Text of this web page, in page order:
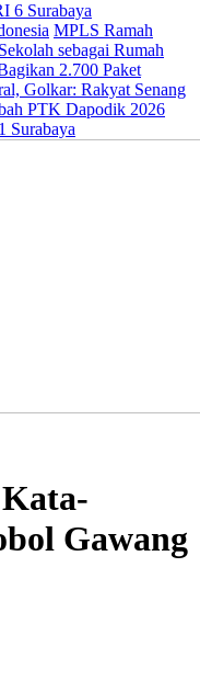
6 Surabaya
MPLS Ramah
sebagai Rumah
2.700 Paket
Golkar: Rakyat Senang
PTK Dapodik 2026
Surabaya
Gawang